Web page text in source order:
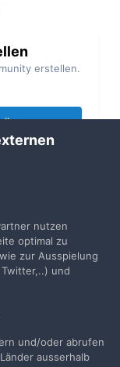
erstellen.
Dich hier an.
nutzen
optimal zu
zur Ausspielung
und
und/oder abrufen
ausserhalb